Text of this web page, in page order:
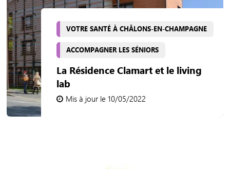
VOTRE SANTÉ À CHÂLONS-EN-CHAMPAGNE
ACCOMPAGNER LES SÉNIORS
La Résidence Clamart et le living
lab
Mis à jour le 10/05/2022